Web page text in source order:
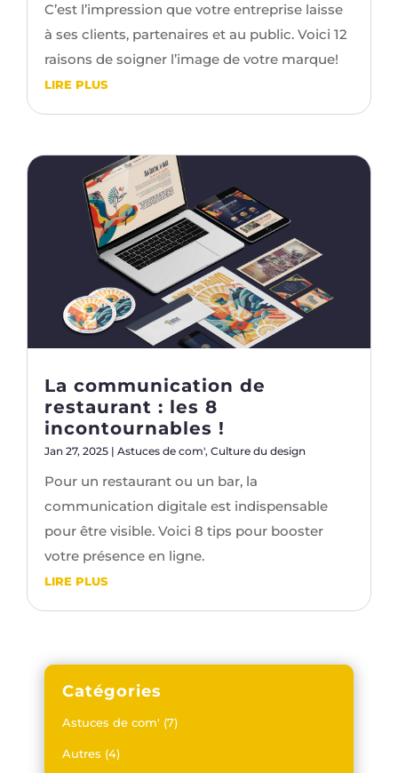
C’est l’impression que votre entreprise laisse
à ses clients, partenaires et au public. Voici 12
raisons de soigner l’image de votre marque!
LIRE PLUS
La communication de
restaurant : les 8
incontournables !
Jan 27, 2025 | Astuces de com', Culture du design
Pour un restaurant ou un bar, la
communication digitale est indispensable
pour être visible. Voici 8 tips pour booster
votre présence en ligne.
LIRE PLUS
Catégories
Astuces de com' (7)
Autres (4)